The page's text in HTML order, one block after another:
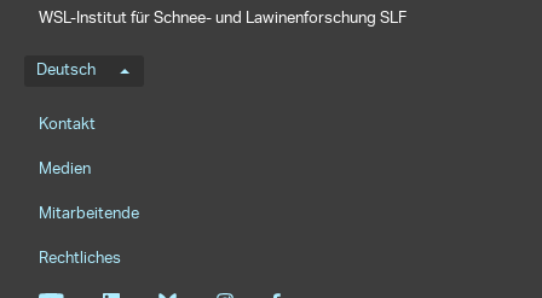
WSL-Institut für Schnee- und Lawinenforschung SLF
Sprachmenü
Deutsch
Footernavigation
Kontakt
Medien
Mitarbeitende
Rechtliches